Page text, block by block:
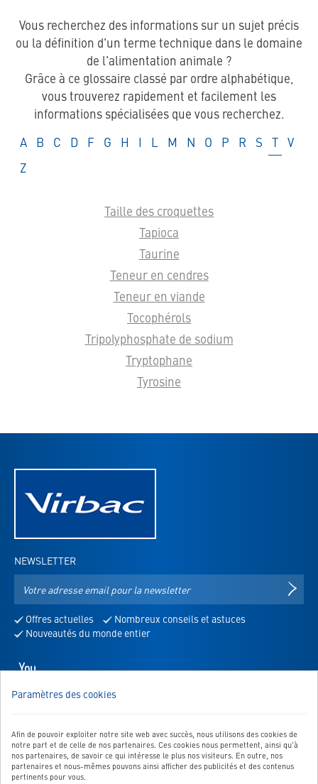
Vous recherchez des informations sur un sujet précis
ou la définition d'un terme technique dans le domaine
de l'alimentation animale ?
Grâce à ce glossaire classé par ordre alphabétique,
vous trouverez rapidement et facilement les
informations spécialisées que vous recherchez.
Glossaire
A Glossaire
B Glossaire
C Glossaire
D Glossaire
F Glossaire
G Glossaire
H Glossaire
I Glossaire
L Glossaire
M Glossaire
N Glossaire
O Glossaire
P Glossaire
R Glossaire
S T V
Glossaire
Z
Taille des croquettes
Tapioca
Taurine
Teneur en cendres
Teneur en viande
Tocophérols
Tripolyphosphate de sodium
Tryptophane
Tyrosine
Paramètres des cookies
Afin de pouvoir exploiter notre site web avec succès, nous utilisons des cookies de
notre part et de celle de nos partenaires. Ces cookies nous permettent, ainsi qu'à
nos partenaires, de savoir ce qui intéresse le plus nos visiteurs. En outre, nos
partenaires et nous-mêmes pouvons ainsi afficher des publicités et des contenus
pertinents pour vous.
NEWSLETTER
mail
pour
la
Offres actuelles
Nombreux conseils et astuces
Nouveautés du monde entier
Youtube
s'ouvre
nouvel
onglet
NOUS SOMMES LÀ POUR VOUS!
envoyez-nous un message:
Vers le formulaire de contact